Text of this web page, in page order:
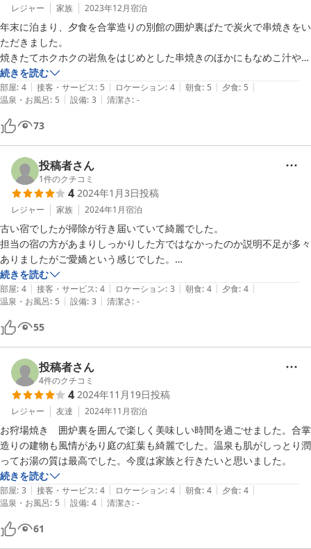
レジャー 家族 2023年12月宿泊
年末に泊まり、夕食を合掌造りの別館の囲炉裏ばたで炭火で串焼きをい
ただきました。
焼きたてホクホクの岩魚をはじめとした串焼きのほかにもなめこ汁やキ
ノコの混ぜご飯等、もう全てが美味しく、あとは何といっても自分たち
で焼くスタイルが楽しくて、家族全員、大満足でした。
懐かしき昭和の匂いがする祖父母宅を思わせるお宿で、とてもほっとし
て過ごせました。笑
また、絶対泊まりに行きたいお宿です。
続きを読む
部屋: 4 | 接客・サービス: 5 | ロケーション: 4 | 朝食: 5 | 夕食: 5 |
温泉・お風呂: 5 | 設備: 3 | 清潔さ: -
73
投稿者さん
1件のクチコミ
4 2024年1月3日投稿
レジャー 家族 2024年1月宿泊
古い宿でしたが掃除が行き届いていて綺麗でした。
担当の宿の方があまりしっかりした方ではなかったのか説明不足が多々
ありましたがご愛嬌という感じでした。
夕飯は囲炉裏で色々焼きながら、炊き込みご飯やなめこ汁、お肉やお刺
身もつき大変美味しくいただきました。
子供も楽しかったようです。
1番は温泉の泉質が最高に良かったことです。無色無臭ですが入るとヌ
ルヌルしてとても気持ちよかったです。
続きを読む
部屋: 4 | 接客・サービス: 4 | ロケーション: 3 | 朝食: 4 | 夕食: 4 |
温泉・お風呂: 5 | 設備: 3 | 清潔さ: -
55
投稿者さん
4件のクチコミ
4 2024年11月19日投稿
レジャー 友達 2024年11月宿泊
お狩場焼き　囲炉裏を囲んで楽しく美味しい時間を過ごせました。合掌
造りの建物も風情があり庭の紅葉も綺麗でした。温泉も肌がしっとり潤
ってお湯の質は最高でした。今度は家族と行きたいと思いました。
続きを読む
部屋: 3 | 接客・サービス: 4 | ロケーション: 4 | 朝食: 4 | 夕食: 4 |
温泉・お風呂: 5 | 設備: 4 | 清潔さ: -
61